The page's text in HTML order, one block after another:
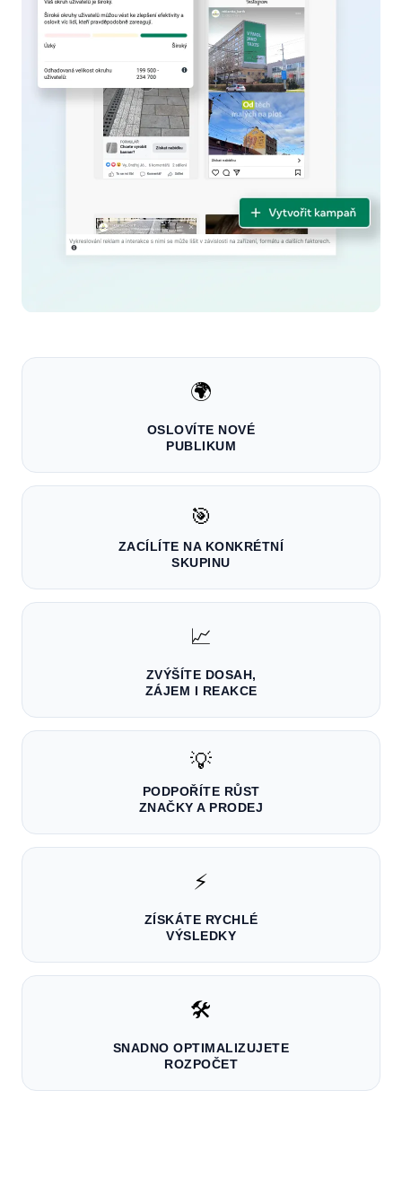
🌍
OSLOVÍTE NOVÉ
PUBLIKUM
🎯
ZACÍLÍTE NA KONKRÉTNÍ
SKUPINU
📈
ZVÝŠÍTE DOSAH,
ZÁJEM I REAKCE
💡
PODPOŘÍTE RŮST
ZNAČKY A PRODEJ
⚡
ZÍSKÁTE RYCHLÉ
VÝSLEDKY
🛠️
SNADNO OPTIMALIZUJETE
ROZPOČET